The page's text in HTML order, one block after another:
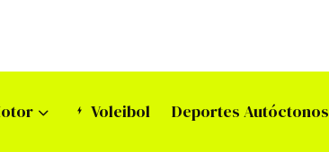
Voleibol Deportes Autóctonos